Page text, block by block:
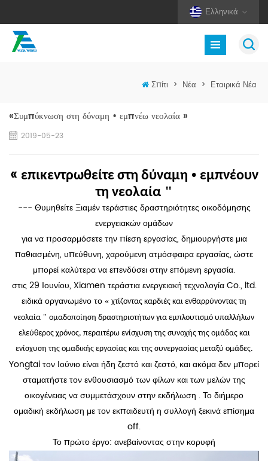
Ελληνικά
Σπίτι > Νέα > Εταιρικά Νέα
«Συμπύκνωση στη δύναμη • εμπνέω νεολαία »
2019-05-23
« επικεντρωθείτε στη δύναμη • εμπνέουν
τη νεολαία "
--- Θυμηθείτε Ξιαμέν τεράστιες δραστηριότητες οικοδόμησης
ενεργειακών ομάδων
για να προσαρμόσετε την πίεση εργασίας, δημιουργήστε μια
παθιασμένη, υπεύθυνη, χαρούμενη ατμόσφαιρα εργασίας, ώστε
μπορεί καλύτερα να επενδύσει στην επόμενη εργασία.
στις 29 Ιουνίου, Xiamen τεράστια ενεργειακή τεχνολογία Co., ltd.
ειδικά οργανωμένο το « χτίζοντας καρδιές και ενθαρρύνοντας τη
νεολαία " ομαδοποίηση δραστηριοτήτων για εμπλουτισμό υπαλλήλων
ελεύθερος χρόνος, περαιτέρω ενίσχυση της συνοχής της ομάδας και
ενίσχυση της ομαδικής εργασίας και της συνεργασίας μεταξύ ομάδες.
Yongtai τον Ιούνιο είναι ήδη ζεστό και ζεστό, και ακόμα δεν μπορεί
σταματήστε τον ενθουσιασμό των φίλων και των μελών της
οικογένειας να συμμετάσχουν στην εκδήλωση . Το διήμερο
ομαδική εκδήλωση με τον εκπαιδευτή η συλλογή ξεκινά επίσημα
off.
Το πρώτο έργο: ανεβαίνοντας στην κορυφή